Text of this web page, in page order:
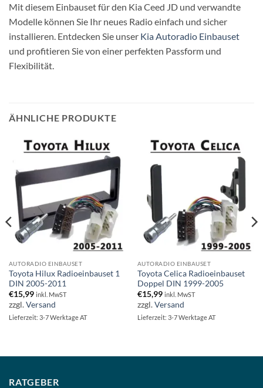
Mit diesem Einbauset für den Kia Ceed JD und verwandte
Modelle können Sie Ihr neues Radio einfach und sicher
installieren. Entdecken Sie unser Kia Autoradio Einbauset
und profitieren Sie von einer perfekten Passform und
Flexibilität.
ÄHNLICHE PRODUKTE
AUTORADIO EINBAUSET
Toyota Hilux Radioeinbauset 1
DIN 2005-2011
€15,99 inkl. MwST
zzgl.Versand
Lieferzeit: 3-7 Werktage AT
AUTORADIO EINBAUSET
Toyota Celica Radioeinbauset
Doppel DIN 1999-2005
€15,99 inkl. MwST
zzgl.Versand
Lieferzeit: 3-7 Werktage AT
RATGEBER